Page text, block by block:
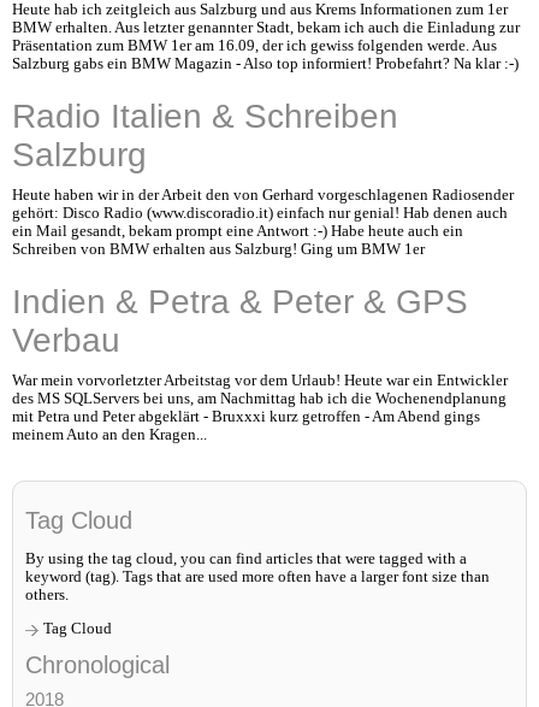
Heute hab ich zeitgleich aus Salzburg und aus Krems Informationen zum 1er
BMW erhalten. Aus letzter genannter Stadt, bekam ich auch die Einladung zur
Präsentation zum BMW 1er am 16.09, der ich gewiss folgenden werde. Aus
Salzburg gabs ein BMW Magazin - Also top informiert! Probefahrt? Na klar :-)
Radio Italien & Schreiben
Salzburg
Heute haben wir in der Arbeit den von Gerhard vorgeschlagenen Radiosender
gehört: Disco Radio (www.discoradio.it) einfach nur genial! Hab denen auch
ein Mail gesandt, bekam prompt eine Antwort :-) Habe heute auch ein
Schreiben von BMW erhalten aus Salzburg! Ging um BMW 1er
Indien & Petra & Peter & GPS
Verbau
War mein vorvorletzter Arbeitstag vor dem Urlaub! Heute war ein Entwickler
des MS SQLServers bei uns, am Nachmittag hab ich die Wochenendplanung
mit Petra und Peter abgeklärt - Bruxxxi kurz getroffen - Am Abend gings
meinem Auto an den Kragen...
Tag Cloud
By using the tag cloud, you can find articles that were tagged with a
keyword (tag). Tags that are used more often have a larger font size than
others.
Tag Cloud
Chronological
2018